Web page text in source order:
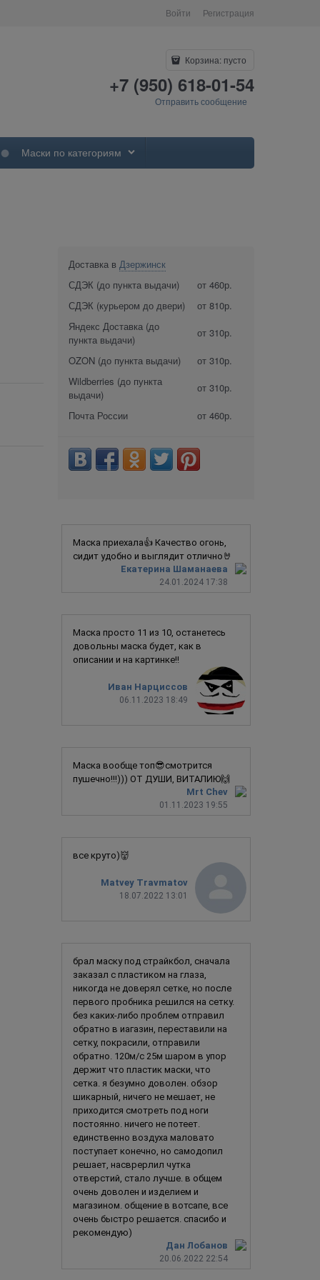
Войти Регистрация
Корзина: пусто
+7 (950) 618-01-54
Отправить сообщение
Маски по категориям
Доставка в Дзержинск
СДЭК (до пункта выдачи)
от 460р.
СДЭК (курьером до двери)
от 810р.
Яндекс Доставка (до
пункта выдачи)
от 310р.
OZON (до пункта выдачи)
от 310р.
Wildberries (до пункта
выдачи)
от 310р.
Почта России от 460р.
Екатерина Шаманаева
24.01.2024 17:38
Маска приехала👍 Качество огонь,
сидит удобно и выглядит отлично🤘
Иван Нарциссов
06.11.2023 18:49
Маска просто 11 из 10, останетесь
довольны маска будет, как в
описании и на картинке!!
Mrt Chev
01.11.2023 19:55
Маска вообще топ😎смотрится
пушечно!!!))) ОТ ДУШИ, ВИТАЛИЮ🙌
Matvey Travmatov
18.07.2022 13:01
все круто)👹
Дан Лобанов
20.06.2022 22:54
брал маску под страйкбол, сначала
заказал с пластиком на глаза,
никогда не доверял сетке, но после
первого пробника решился на сетку.
без каких-либо проблем отправил
обратно в иагазин, переставили на
сетку, покрасили, отправили
обратно. 120м/с 25м шаром в упор
держит что пластик маски, что
сетка. я безумно доволен. обзор
шикарный, ничего не мешает, не
приходится смотреть под ноги
постоянно. ничего не потеет.
единственно воздуха маловато
поступает конечно, но самодопил
решает, насврерлил чутка
отверстий, стало лучше. в общем
очень доволен и изделием и
магазином. общение в вотсапе, все
очень быстро решается. спасибо и
рекомендую)